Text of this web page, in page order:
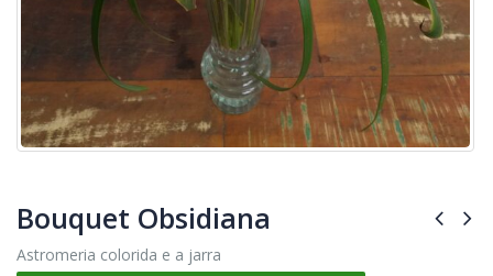
Bouquet Obsidiana
Astromeria colorida e a jarra